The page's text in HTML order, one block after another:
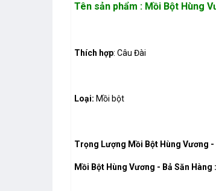
Tên sản phẩm : Mồi Bột Hùng
Thích hợp: Câu Đài
Loại: Mồi bột
Trọng Lượng Mồi Bột Hùng Vương
Mồi Bột Hùng Vương - Bả Săn Hàng